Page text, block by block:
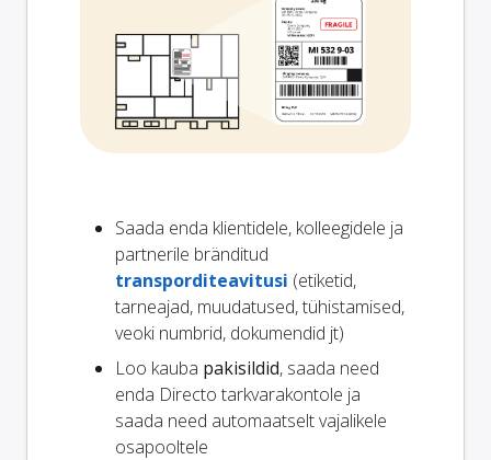
Saada enda klientidele, kolleegidele ja
partnerile bränditud
transporditeavitusi (etiketid,
tarneajad, muudatused, tühistamised,
veoki numbrid, dokumendid jt)
Loo kauba pakisildid, saada need
enda Directo tarkvarakontole ja
saada need automaatselt vajalikele
osapooltele